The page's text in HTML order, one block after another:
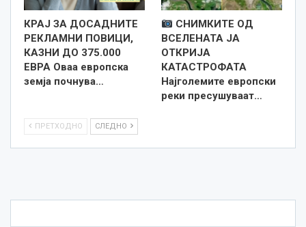
КРАЈ ЗА ДОСАДНИТЕ
РЕКЛАМНИ ПОВИЦИ,
КАЗНИ ДО 375.000
ЕВРА Оваа европска
земја почнува…
СНИМКИТЕ ОД
ВСЕЛЕНАТА ЈА
ОТКРИЈА
КАТАСТРОФАТА
Најголемите европски
реки пресушуваат…
ПРЕТХОДНО СЛЕДНО